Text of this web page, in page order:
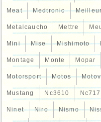
Meat Medtronic
Metalcaucho Mettre
Mini Mise Mishimoto
Montage Monte Mopar
Motorsport Motos
Mustang Nc3610
Ninet Niro Nismo